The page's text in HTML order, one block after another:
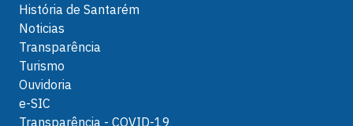
História de Santarém
Noticias
Transparência
Turismo
Ouvidoria
e-SIC
Transparência - COVID-19